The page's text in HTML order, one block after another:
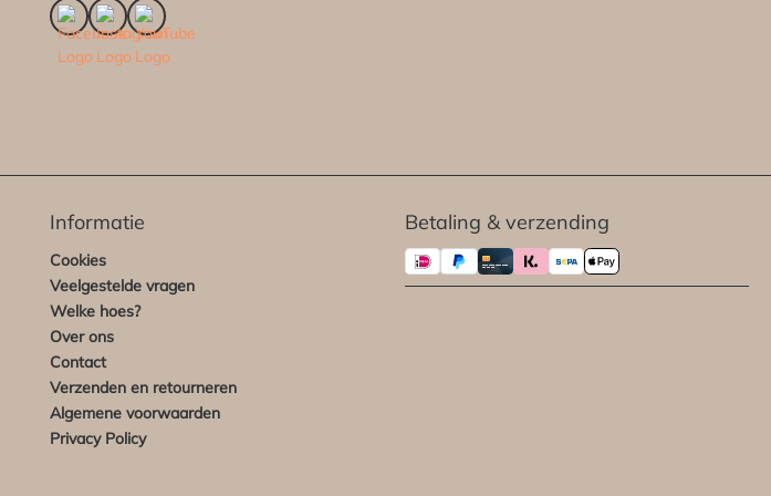
Informatie
Cookies
Veelgestelde vragen
Welke hoes?
Over ons
Contact
Verzenden en retourneren
Algemene voorwaarden
Privacy Policy
Betaling & verzending